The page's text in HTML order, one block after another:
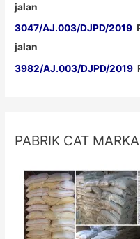
jalan
3047/AJ.003/DJPD/2019
jalan
3982/AJ.003/DJPD/2019
PABRIK CAT